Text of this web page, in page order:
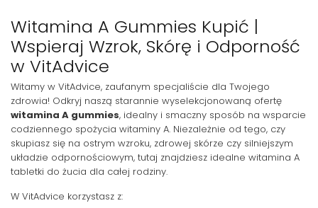
Witamina A Gummies Kupić |
Wspieraj Wzrok, Skórę i Odporność
w VitAdvice
Witamy w VitAdvice, zaufanym specjaliście dla Twojego
zdrowia! Odkryj naszą starannie wyselekcjonowaną ofertę
witamina A gummies, idealny i smaczny sposób na wsparcie
codziennego spożycia witaminy A. Niezależnie od tego, czy
skupiasz się na ostrym wzroku, zdrowej skórze czy silniejszym
układzie odpornościowym, tutaj znajdziesz idealne witamina A
tabletki do żucia dla całej rodziny.
W VitAdvice korzystasz z: